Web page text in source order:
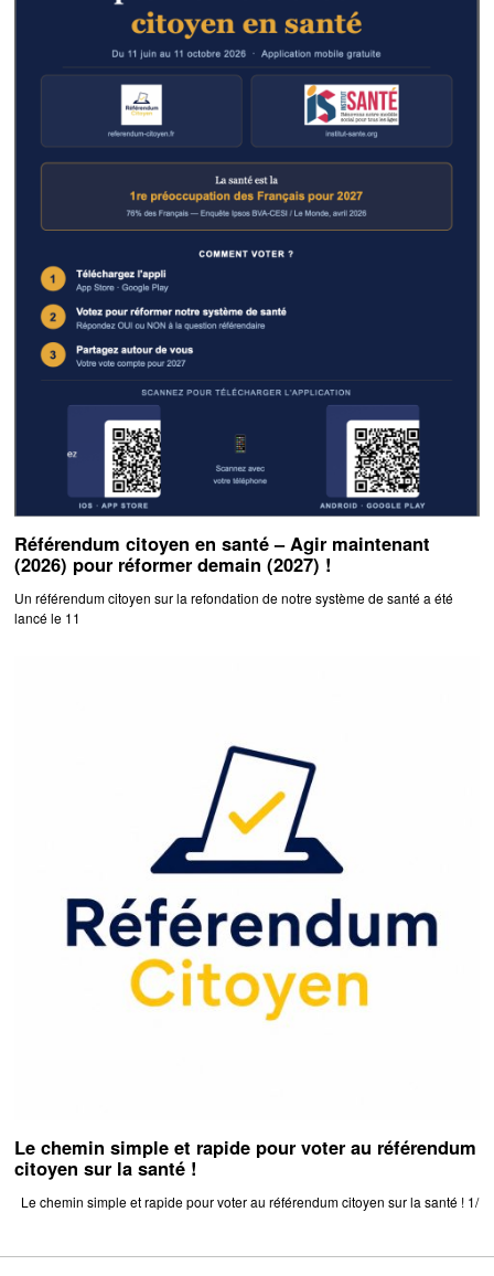
Référendum citoyen en santé – Agir maintenant
(2026) pour réformer demain (2027) !
Un référendum citoyen sur la refondation de notre système de santé a été
lancé le 11
Le chemin simple et rapide pour voter au référendum
citoyen sur la santé !
Le chemin simple et rapide pour voter au référendum citoyen sur la santé ! 1/